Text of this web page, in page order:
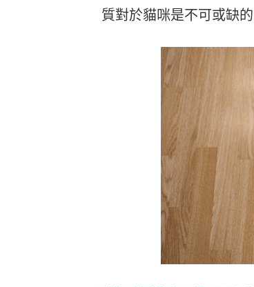
質對於貓咪是不可或缺